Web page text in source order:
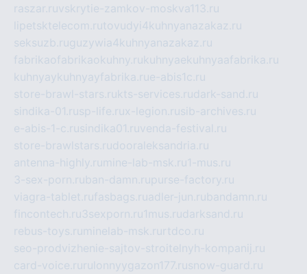
raszar.ruvskrytie-zamkov-moskva113.ru
lipetsktelecom.rutovudyi4kuhnyanazakaz.ru
seksuzb.ruguzywia4kuhnyanazakaz.ru
fabrikaofabrikaokuhny.rukuhnyaekuhnyaafabrika.ru
kuhnyaykuhnyayfabrika.rue-abis1c.ru
store-brawl-stars.rukts-services.rudark-sand.ru
sindika-01.rusp-life.rux-legion.rusib-archives.ru
e-abis-1-c.rusindika01.ruvenda-festival.ru
store-brawlstars.rudooraleksandria.ru
antenna-highly.ru mine-lab-msk.ru1-mus.ru
3-sex-porn.ruban-damn.rupurse-factory.ru
viagra-tablet.rufasbags.ruadler-jun.rubandamn.ru
fincontech.ru3sexporn.ru1mus.rudarksand.ru
rebus-toys.ru minelab-msk.ru rtdco.ru
seo-prodvizhenie-sajtov-stroitelnyh-kompanij.ru
card-voice.ru rulonnyygazon177.rusnow-guard.ru